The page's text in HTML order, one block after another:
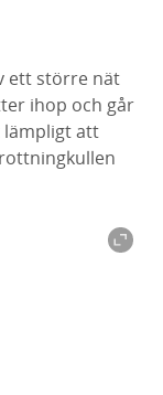
ett större nät
ihop och går
lämpligt att